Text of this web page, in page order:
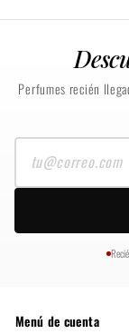
Perfumes recién
correo
Menú de cuenta